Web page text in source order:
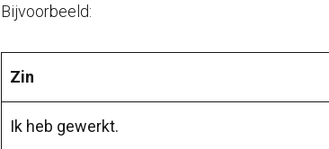
Bijvoorbeeld:
Zin
Ik heb gewerkt.